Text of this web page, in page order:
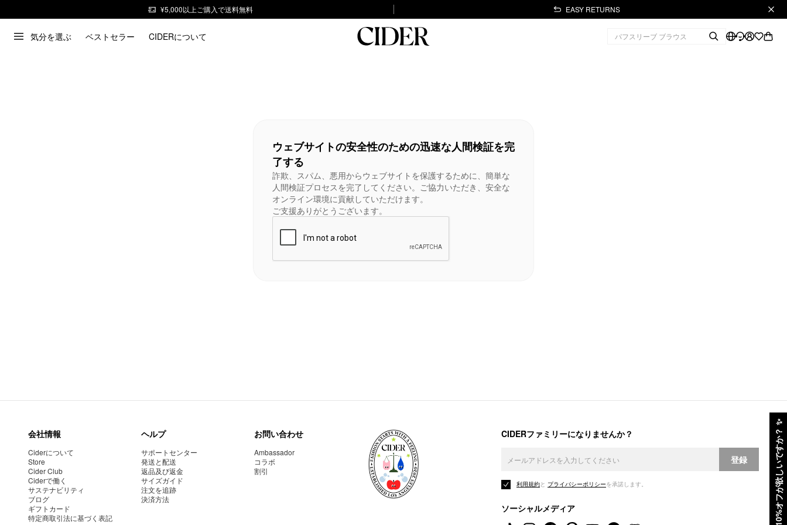
¥5,000以上ご購入で送料無料 EASY RETURNS
気分を選ぶ ベストセラー CIDERについて
10%オフが欲しいですか？
✨
ウェブサイトの安全性のための迅速な人間検証を完
了する
詐欺、スパム、悪用からウェブサイトを保護するために、簡単な
人間検証プロセスを完了してください。ご協力いただき、安全な
オンライン環境に貢献していただけます。
ご支援ありがとうございます。
会社情報
Ciderについて
Store
Cider Club
Ciderで働く
サステナビリティ
ブログ
ギフトカード
特定商取引法に基づく表記
ヘルプ
サポートセンター
発送と配送
返品及び返金
サイズガイド
注文を追跡
決済方法
お問い合わせ
Ambassador
コラボ
割引
CIDERファミリーになりませんか？
登録
利用規約と プライバシーポリシーを承諾します。
ソーシャルメディア